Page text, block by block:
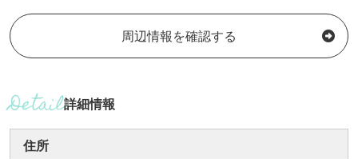
周辺情報を確認する
詳細情報
住所